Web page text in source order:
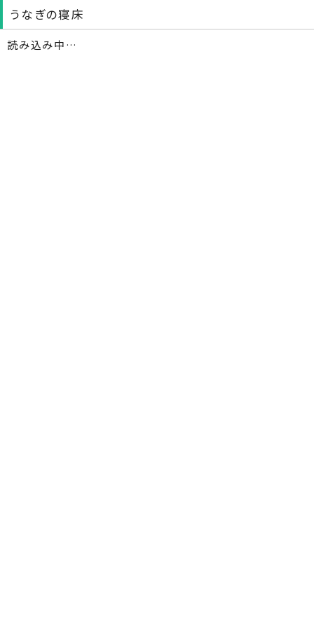
うなぎの寝床
読み込み中…